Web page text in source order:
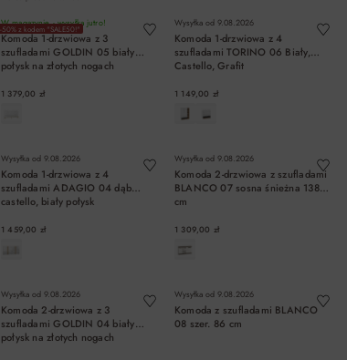
-50% z kodem "SALE50!"
W magazynie - wysyłka jutro!
Komoda 1-drzwiowa z 3
szufladami GOLDIN 05 biały
połysk na złotych nogach
1 379,00 zł
Wysyłka od 9.08.2026
Komoda 1-drzwiowa z 4
szufladami TORINO 06 Biały,
Castello, Grafit
1 149,00 zł
Wysyłka od 9.08.2026
Komoda 1-drzwiowa z 4
szufladami ADAGIO 04 dąb
castello, biały połysk
1 459,00 zł
Wysyłka od 9.08.2026
Komoda 2-drzwiowa z szufladami
BLANCO 07 sosna śnieżna 138
cm
1 309,00 zł
Wysyłka od 9.08.2026
Komoda 2-drzwiowa z 3
szufladami GOLDIN 04 biały
połysk na złotych nogach
Wysyłka od 9.08.2026
Komoda z szufladami BLANCO
08 szer. 86 cm